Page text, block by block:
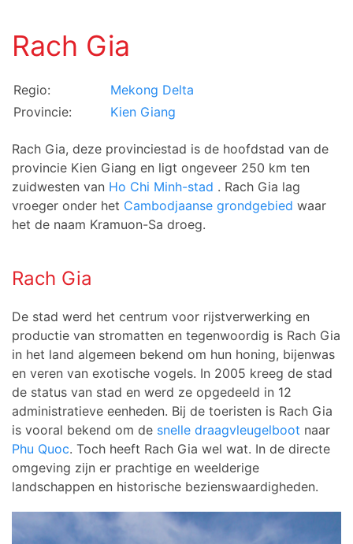
Rach Gia
Regio:
Mekong Delta
Provincie:
Kien Giang
Rach Gia, deze provinciestad is de hoofdstad van de
provincie Kien Giang en ligt ongeveer 250 km ten
zuidwesten van Ho Chi Minh-stad . Rach Gia lag
vroeger onder het Cambodjaanse grondgebied waar
het de naam Kramuon-Sa droeg.
Rach Gia
De stad werd het centrum voor rijstverwerking en
productie van stromatten en tegenwoordig is Rach Gia
in het land algemeen bekend om hun honing, bijenwas
en veren van exotische vogels. In 2005 kreeg de stad
de status van stad en werd ze opgedeeld in 12
administratieve eenheden. Bij de toeristen is Rach Gia
is vooral bekend om de snelle draagvleugelboot naar
Phu Quoc. Toch heeft Rach Gia wel wat. In de directe
omgeving zijn er prachtige en weelderige
landschappen en historische bezienswaardigheden.